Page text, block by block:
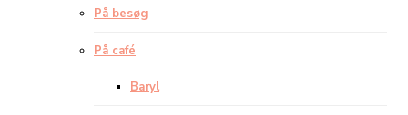
På besøg
På café
Baryl